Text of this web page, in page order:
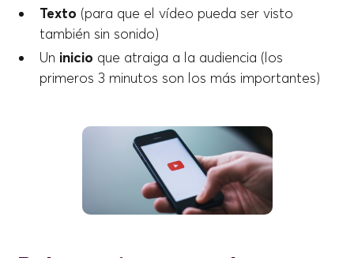
Texto (para que el vídeo pueda ser visto
también sin sonido)
Un inicio que atraiga a la audiencia (los
primeros 3 minutos son los más importantes)